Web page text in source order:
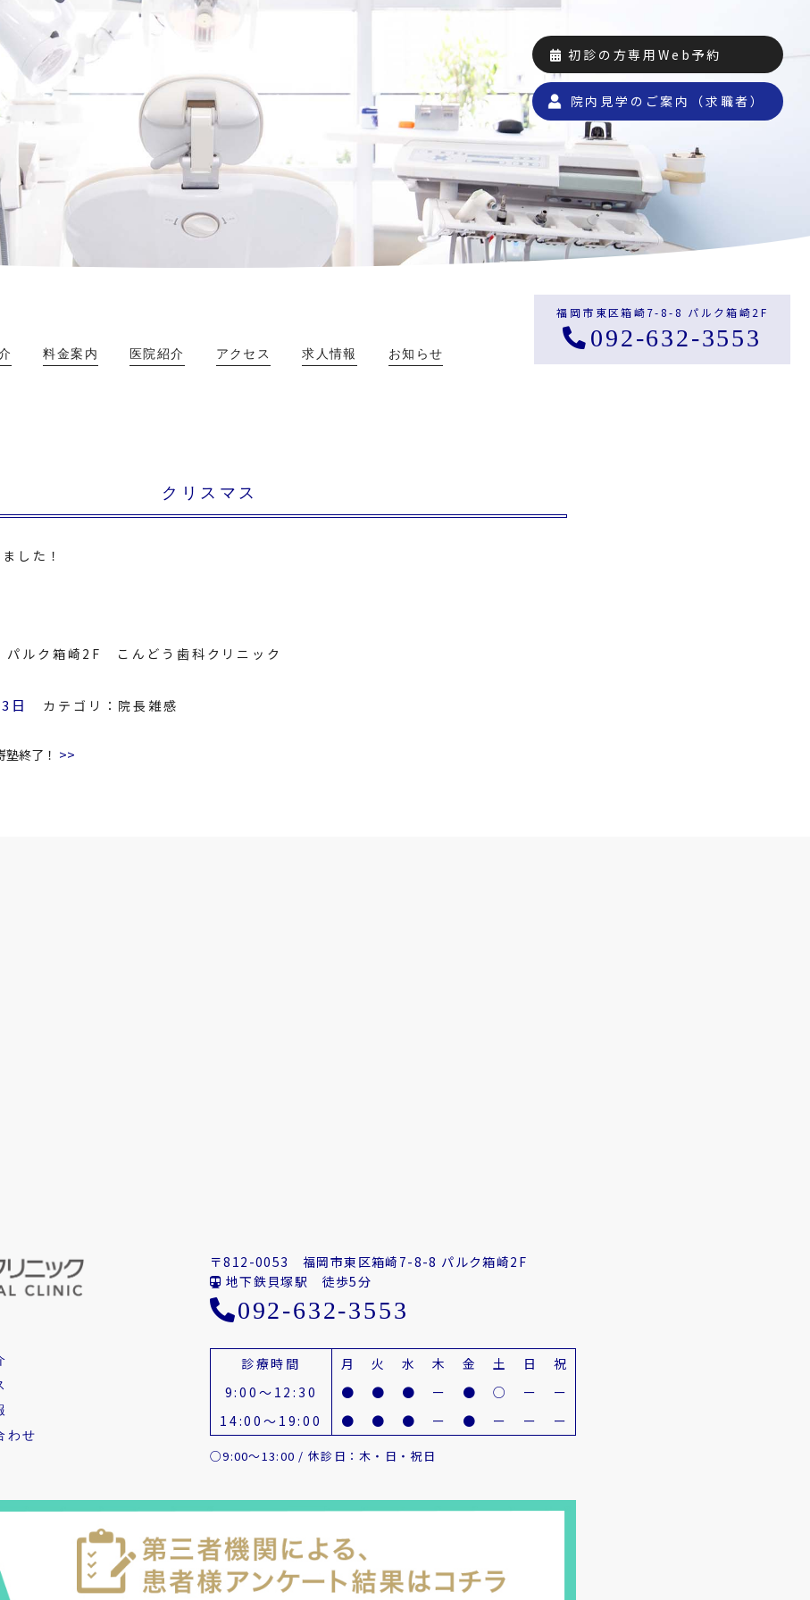
料金案内 医院紹介 アクセス 求人情報 お知らせ
初診の方専用Web予約
院内見学のご案内（求職者）
福岡市東区箱崎7-8-8 パルク箱崎2F
092-632-3553
クリスマス
した！
ルク箱崎2F こんどう歯科クリニック
日 カテゴリ： 院長雑感
塾終了！ >>
〒812-0053福岡市東区箱崎7-8-8 パルク箱崎2F
地下鉄貝塚駅 徒歩5分
092-632-3553
わせ
診療時間 月 火 水 木 金 土 日
祝
9:00～12:30
● ● ● ー ● ○ ー
ー
14:00～19:00
● ● ● ー ● ー ー ー
○9:00～13:00 / 休診日：木・日・祝日